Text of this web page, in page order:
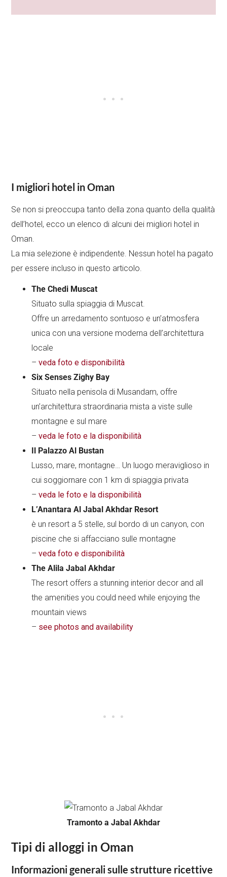
I migliori hotel in Oman
Se non si preoccupa tanto della zona quanto della qualità
dell’hotel, ecco un elenco di alcuni dei migliori hotel in
Oman.
La mia selezione è indipendente. Nessun hotel ha pagato
per essere incluso in questo articolo.
The Chedi Muscat
Situato sulla spiaggia di Muscat.
Offre un arredamento sontuoso e un’atmosfera
unica con una versione moderna dell’architettura
locale
–veda foto e disponibilità
Six Senses Zighy Bay
Situato nella penisola di Musandam, offre
un’architettura straordinaria mista a viste sulle
montagne e sul mare
–veda le foto e la disponibilità
Il Palazzo Al Bustan
Lusso, mare, montagne… Un luogo meraviglioso in
cui soggiornare con 1 km di spiaggia privata
–veda le foto e la disponibilità
L’Anantara Al Jabal Akhdar Resort
è un resort a 5 stelle, sul bordo di un canyon, con
piscine che si affacciano sulle montagne
–veda foto e disponibilità
The Alila Jabal Akhdar
The resort offers a stunning interior decor and all
the amenities you could need while enjoying the
mountain views
– see photos and availability
Tramonto a Jabal Akhdar
Tipi di alloggi in Oman
Informazioni generali sulle strutture ricettive